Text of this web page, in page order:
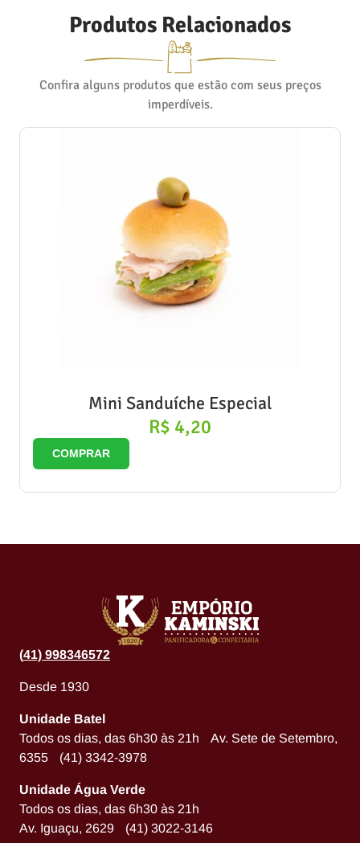
Produtos Relacionados
Confira alguns produtos que estão com seus preços
imperdíveis.
Mini Sanduíche Especial
R$ 4,20
COMPRAR
(41) 998346572
Desde 1930
Unidade Batel
Todos os dias, das 6h30 às 21h Av. Sete de Setembro,
6355 (41) 3342-3978
Unidade Água Verde
Todos os dias, das 6h30 às 21h
Av. Iguaçu, 2629 (41) 3022-3146